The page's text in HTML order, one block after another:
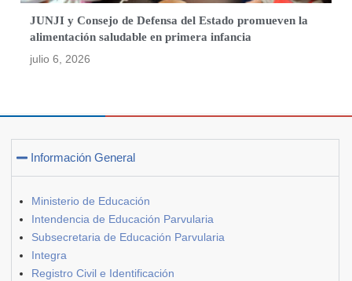
JUNJI y Consejo de Defensa del Estado promueven la
alimentación saludable en primera infancia
julio 6, 2026
Información General
Ministerio de Educación
Intendencia de Educación Parvularia
Subsecretaria de Educación Parvularia
Integra
Registro Civil e Identificación